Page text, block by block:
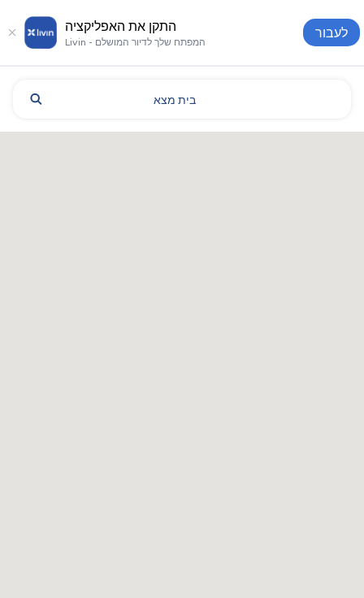
התקן את האפליקציה
Livin - המפתח שלך לדיור המושלם
לעבור
מצא בית
אלמטי: מלונות ודירות